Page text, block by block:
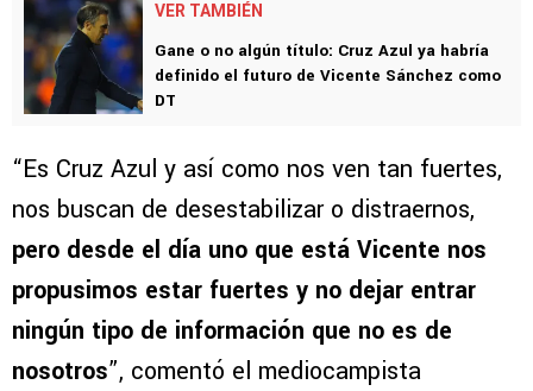
VER TAMBIÉN
Gane o no algún título: Cruz Azul ya habría
definido el futuro de Vicente Sánchez como
DT
“Es Cruz Azul y así como nos ven tan fuertes,
nos buscan de desestabilizar o distraernos,
pero desde el día uno que está Vicente nos
propusimos estar fuertes y no dejar entrar
ningún tipo de información que no es de
nosotros”, comentó el mediocampista